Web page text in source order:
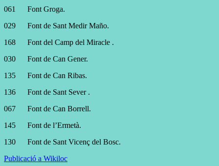
061
Font Groga.
029
Font de Sant Medir Maño.
168
Font del Camp del Miracle .
030
Font de Can Gener.
135
Font de Can Ribas.
136
Font de Sant Sever .
067
Font de Can Borrell.
145
Font de l’Ermetà.
130
Font de Sant Vicenç del Bosc.
Publicació a Wikiloc